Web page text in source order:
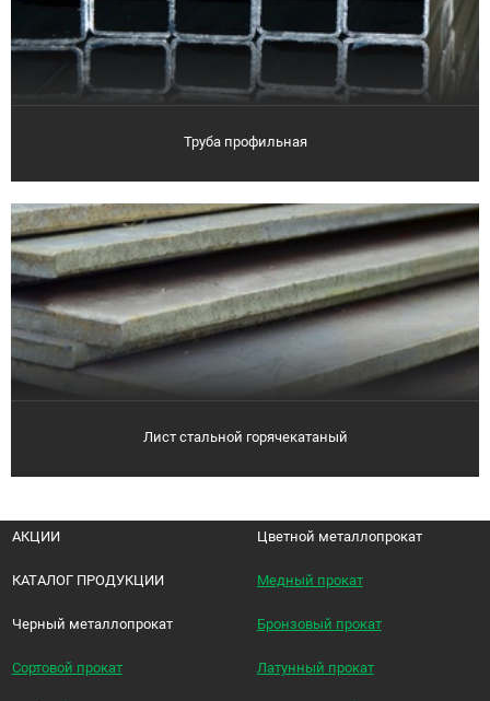
Труба профильная
Лист стальной горячекатаный
АКЦИИ
КАТАЛОГ ПРОДУКЦИИ
Черный металлопрокат
Сортовой прокат
Цветной металлопрокат
Медный прокат
Бронзовый прокат
Латунный прокат